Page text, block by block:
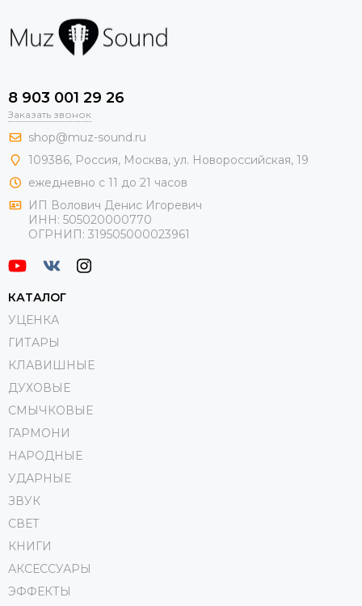
8 903 001 29 26
Заказать звонок
shop@muz-sound.ru
109386, Россия, Москва, ул. Новороссийская, 19
ежедневно с 11 до 21 часов
ИП Волович Денис Игоревич
ИНН: 505020000770
ОГРНИП: 319505000023961
КАТАЛОГ
УЦЕНКА
ГИТАРЫ
КЛАВИШНЫЕ
ДУХОВЫЕ
СМЫЧКОВЫЕ
ГАРМОНИ
НАРОДНЫЕ
УДАРНЫЕ
ЗВУК
СВЕТ
КНИГИ
АКСЕССУАРЫ
ЭФФЕКТЫ